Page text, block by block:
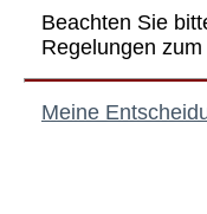
Beachten Sie
Regelungen zum
Meine